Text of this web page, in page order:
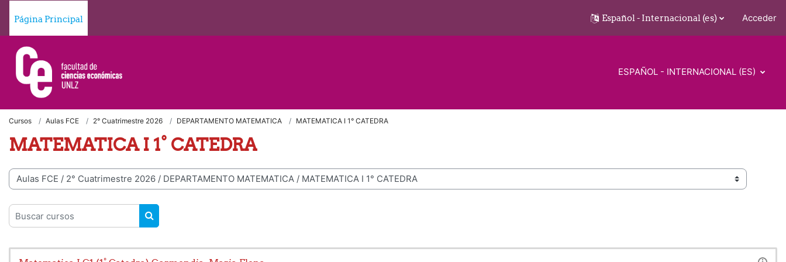
Página Principal
Español - Internacional ‎(es)‎ Acceder
ESPAÑOL - INTERNACIONAL ‎(ES)‎
Cursos Aulas FCE 2° Cuatrimestre 2026 DEPARTAMENTO MATEMATICA MATEMATICA I 1° CATEDRA
MATEMATICA I 1° CATEDRA
Buscar cursos
BUSCAR CURSOS